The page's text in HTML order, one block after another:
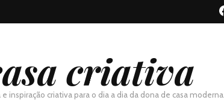
criativa
inspiração criativa para o dia a dia da dona de casa moderna.